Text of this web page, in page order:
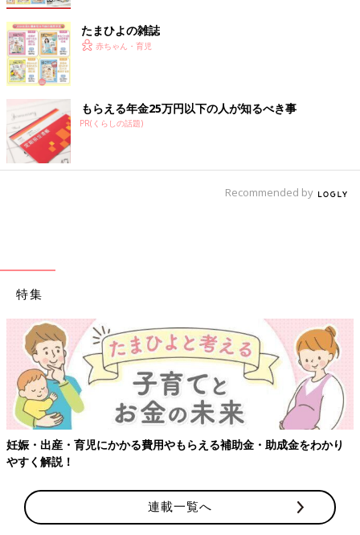
たまひよの雑誌
赤ちゃん・育児
もらえる年金25万円以下の人が知るべき事
PR(くらしの話題)
Recommended by
特集
【ワクチン接種できるものも】妊婦の感染症対策、知っておいて！
連載一覧へ